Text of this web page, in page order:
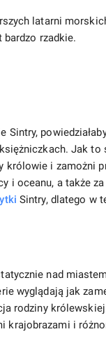
latarni
rzadkie.
Sintry,
Jak to
królowie i zamożni
i oceanu, a także
Sintry, dlatego w
nad
wyglądają jak
rodziny
krajobrazami i